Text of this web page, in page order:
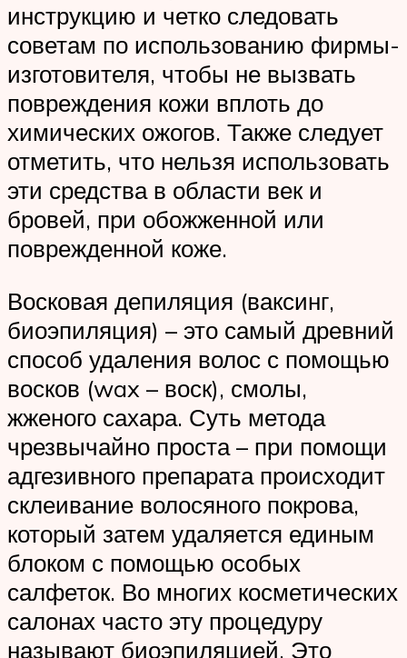
инструкцию и четко следовать
советам по использованию фирмы-
изготовителя, чтобы не вызвать
повреждения кожи вплоть до
химических ожогов. Также следует
отметить, что нельзя использовать
эти средства в области век и
бровей, при обожженной или
поврежденной коже.
Восковая депиляция (ваксинг,
биоэпиляция) – это самый древний
способ удаления волос с помощью
восков (wax – воск), смолы,
жженого сахара. Суть метода
чрезвычайно проста – при помощи
адгезивного препарата происходит
склеивание волосяного покрова,
который затем удаляется единым
блоком с помощью особых
салфеток. Во многих косметических
салонах часто эту процедуру
называют биоэпиляцией. Это